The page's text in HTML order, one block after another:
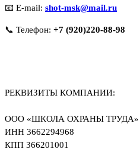
📧 E-mail: shot-msk@mail.ru
📞 Телефон: +7 (920)220-88-98
РЕКВИЗИТЫ КОМПАНИИ:
ООО «ШКОЛА ОХРАНЫ ТРУДА»
ИНН 3662294968
КПП 366201001